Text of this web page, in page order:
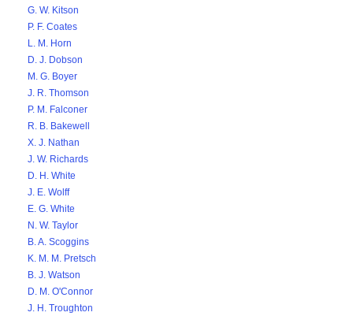
G. W. Kitson
P. F. Coates
L. M. Horn
D. J. Dobson
M. G. Boyer
J. R. Thomson
P. M. Falconer
R. B. Bakewell
X. J. Nathan
J. W. Richards
D. H. White
J. E. Wolff
E. G. White
N. W. Taylor
B. A. Scoggins
K. M. M. Pretsch
B. J. Watson
D. M. O'Connor
J. H. Troughton